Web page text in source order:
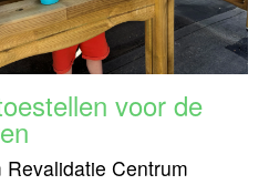
voor de
Revalidatie Centrum